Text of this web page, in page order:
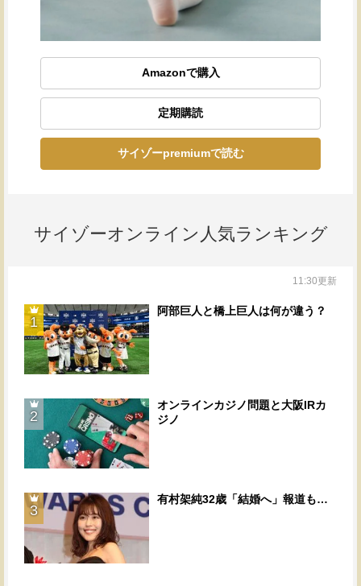
Amazonで購入
定期購読
サイゾーpremiumで読む
サイゾーオンライン人気ランキング
11:30更新
1
阿部巨人と橋上巨人は何が違う？
2
オンラインカジノ問題と大阪IRカ
ジノ
3
有村架純32歳「結婚へ」報道も…